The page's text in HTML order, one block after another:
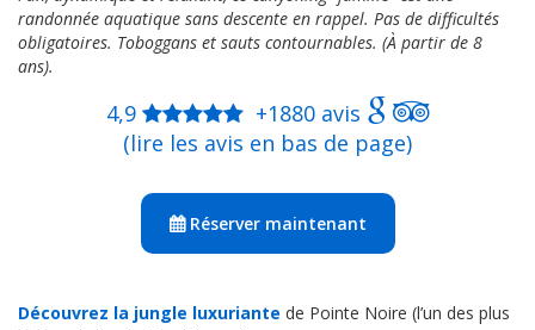
Découvrez la jungle luxuriantede Pointe Noire (l’un des plus
bels endroits de Guadeloupe).
Imaginez-vous…
- Explorer sereinement les parties les plus inaccessibles des
canyons des mamelles (marche, nage, saut, floating).
- Glisser sur les toboggans naturels creusés dans la roche.
- Vous baigner dans l'atmosphère de la forêt et vous en
imprégner avec vos sens. (initiation au bain Shinrin Yoku).
libellules, les papillons…